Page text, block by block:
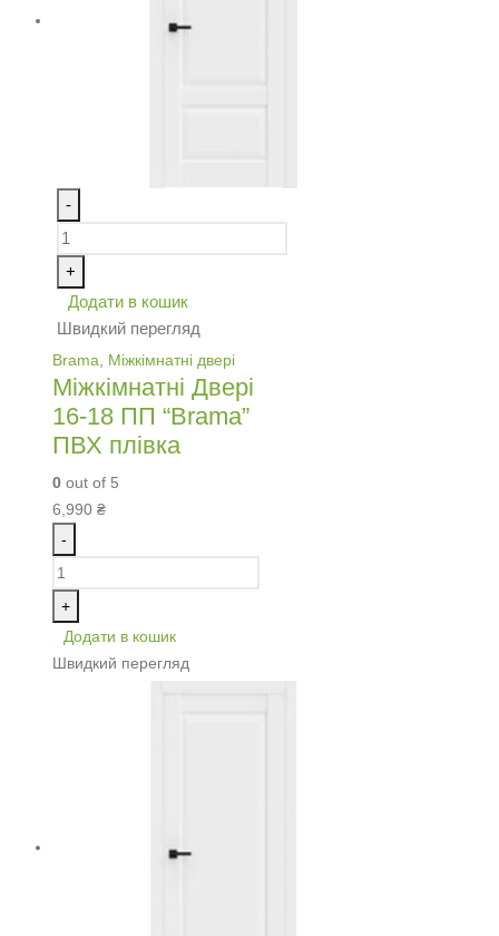
-
+
Додати в кошик
Швидкий перегляд
Brama Міжкімнатні двері
Міжкімнатні Двері
16-18 ПП “Brama”
ПВХ плівка
0 out of 5
6,990 ₴
-
+
Додати в кошик
Швидкий перегляд